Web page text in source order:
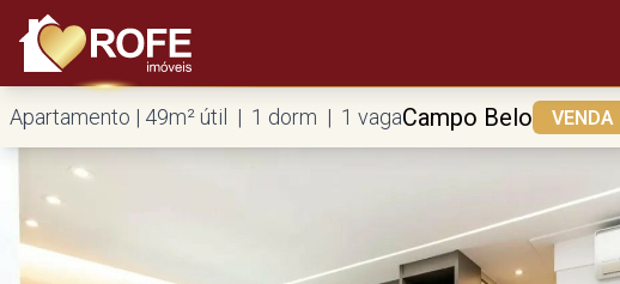
Apartamento | 49m² útil | 1 dorm | 1 vagaCampo Belo VENDA